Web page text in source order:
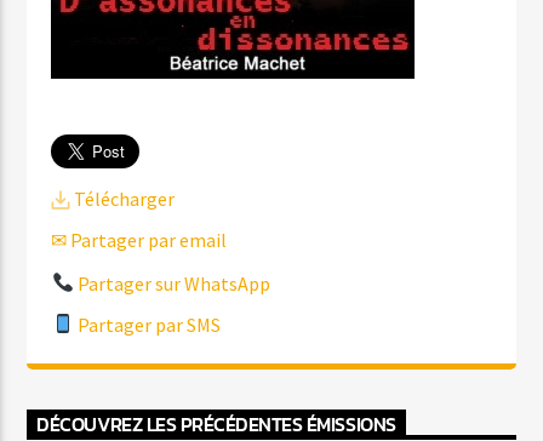
Télécharger
✉ Partager par email
Partager sur WhatsApp
Partager par SMS
DÉCOUVREZ LES PRÉCÉDENTES ÉMISSIONS